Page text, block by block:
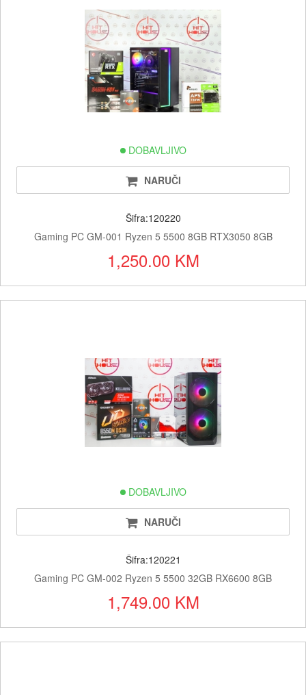
DOBAVLJIVO
NARUČI
Šifra:120220
Gaming PC GM-001 Ryzen 5 5500 8GB RTX3050 8GB
1,250.00 KM
DOBAVLJIVO
NARUČI
Šifra:120221
Gaming PC GM-002 Ryzen 5 5500 32GB RX6600 8GB
1,749.00 KM